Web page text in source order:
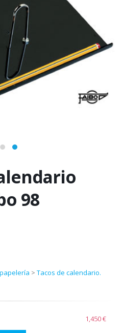
98
> Tacos de calendario.
1,450 €